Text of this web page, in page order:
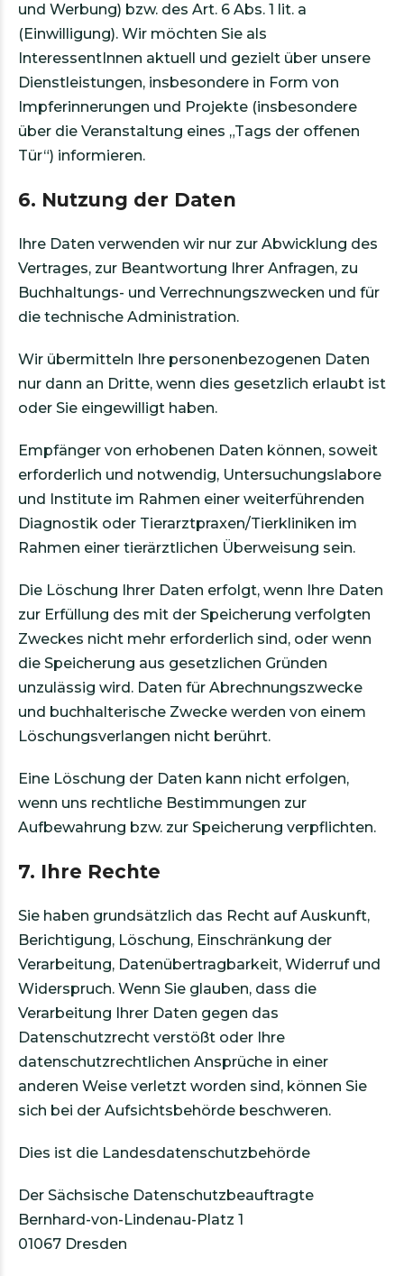
und Werbung) bzw. des Art. 6 Abs. 1 lit. a
(Einwilligung). Wir möchten Sie als
InteressentInnen aktuell und gezielt über unsere
Dienstleistungen, insbesondere in Form von
Impferinnerungen und Projekte (insbesondere
über die Veranstaltung eines „Tags der offenen
Tür“) informieren.
6. Nutzung der Daten
Ihre Daten verwenden wir nur zur Abwicklung des
Vertrages, zur Beantwortung Ihrer Anfragen, zu
Buchhaltungs- und Verrechnungszwecken und für
die technische Administration.
Wir übermitteln Ihre personenbezogenen Daten
nur dann an Dritte, wenn dies gesetzlich erlaubt ist
oder Sie eingewilligt haben.
Empfänger von erhobenen Daten können, soweit
erforderlich und notwendig, Untersuchungslabore
und Institute im Rahmen einer weiterführenden
Diagnostik oder Tierarztpraxen/Tierkliniken im
Rahmen einer tierärztlichen Überweisung sein.
Die Löschung Ihrer Daten erfolgt, wenn Ihre Daten
zur Erfüllung des mit der Speicherung verfolgten
Zweckes nicht mehr erforderlich sind, oder wenn
die Speicherung aus gesetzlichen Gründen
unzulässig wird. Daten für Abrechnungszwecke
und buchhalterische Zwecke werden von einem
Löschungsverlangen nicht berührt.
Eine Löschung der Daten kann nicht erfolgen,
wenn uns rechtliche Bestimmungen zur
Aufbewahrung bzw. zur Speicherung verpflichten.
7. Ihre Rechte
Sie haben grundsätzlich das Recht auf Auskunft,
Berichtigung, Löschung, Einschränkung der
Verarbeitung, Datenübertragbarkeit, Widerruf und
Widerspruch. Wenn Sie glauben, dass die
Verarbeitung Ihrer Daten gegen das
Datenschutzrecht verstößt oder Ihre
datenschutzrechtlichen Ansprüche in einer
anderen Weise verletzt worden sind, können Sie
sich bei der Aufsichtsbehörde beschweren.
Dies ist die Landesdatenschutzbehörde
Der Sächsische Datenschutzbeauftragte
Bernhard-von-Lindenau-Platz 1
01067 Dresden